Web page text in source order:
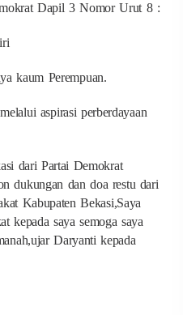
Dapil 3 Nomor Urut 8 :
kaum Perempuan.
aspirasi perberdayaan
dari Partai Demokrat
dukungan dan doa restu dari
Kabupaten Bekasi,Saya
kepada saya semoga saya
Daryanti kepada